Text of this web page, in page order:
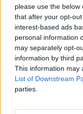
please use the
that after your opt-
interest-based ads
personal information
may separately opt-
information by third
This information may
List of Downstream
parties.